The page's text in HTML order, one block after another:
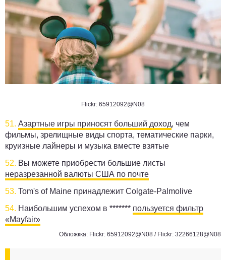
Flickr: 65912092@N08
51. Азартные игры приносят больший доход, чем
фильмы, зрелищные виды спорта, тематические парки,
круизные лайнеры и музыка вместе взятые
52. Вы можете приобрести большие листы
неразрезанной валюты США по почте
53. Tom's of Maine принадлежит Colgate-Palmolive
54. Наибольшим успехом в ******* пользуется фильтр
«Mayfair»
Обложкка: Flickr: 65912092@N08 / Flickr: 32266128@N08